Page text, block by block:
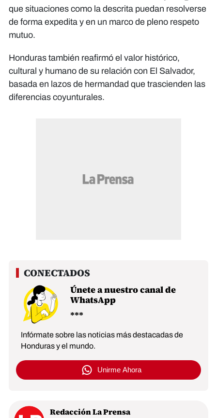
que situaciones como la descrita puedan resolverse
de forma expedita y en un marco de pleno respeto
mutuo.
Honduras también reafirmó el valor histórico,
cultural y humano de su relación con El Salvador,
basada en lazos de hermandad que trascienden las
diferencias coyunturales.
Únete a nuestro canal de
WhatsApp
Infórmate sobre las noticias más destacadas de
Honduras y el mundo.
Unirme Ahora
Redacción La Prensa